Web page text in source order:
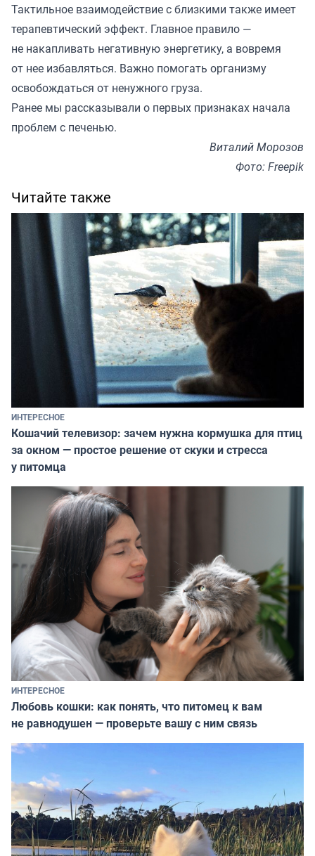
Тактильное взаимодействие с близкими также имеет
терапевтический эффект. Главное правило —
не накапливать негативную энергетику, а вовремя
от нее избавляться. Важно помогать организму
освобождаться от ненужного груза.
Ранее мы рассказывали о первых признаках начала
проблем с печенью.
Виталий Морозов
Фото: Freepik
Читайте также
ИНТЕРЕСНОЕ
Кошачий телевизор: зачем нужна кормушка для птиц
за окном — простое решение от скуки и стресса
у питомца
ИНТЕРЕСНОЕ
Любовь кошки: как понять, что питомец к вам
не равнодушен — проверьте вашу с ним связь